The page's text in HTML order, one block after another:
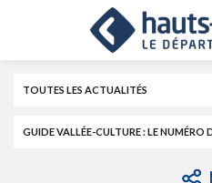
TOUTES LES ACTUALITÉS
GUIDE VALLÉE-CULTURE : LE NUMÉRO
Cookies et traceurs utilisés sur ce